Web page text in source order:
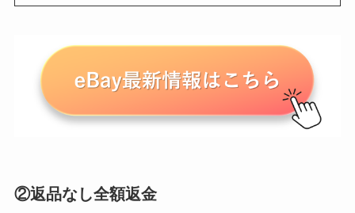
②返品なし全額返金